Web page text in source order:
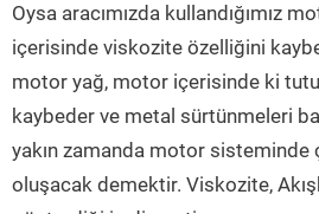
Oysa aracımızda kullandığımız
içerisinde viskozite özelliğini
motor yağ, motor içerisinde ki
kaybeder ve metal sürtünmeleri
yakın zamanda motor
oluşacak demektir. Viskozite,